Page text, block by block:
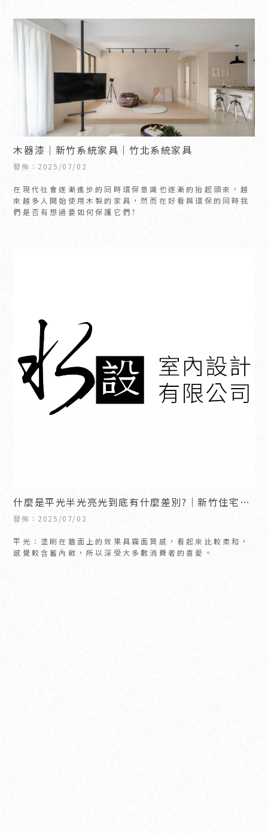
木器漆｜新竹系統家具｜竹北系統家具
發佈：2025/07/02
在現代社會逐漸進步的同時環保意識也逐漸的抬起頭來，越
來越多人開始使用木製的家具，然而在好看與環保的同時我
們是否有想過要如何保護它們?
什麼是平光半光亮光到底有什麼差別?｜新竹住宅設
計推薦｜竹北住宅設計推薦
發佈：2025/07/02
平光：塗刷在牆面上的效果具霧面質感，看起來比較柔和，
感覺較含蓄內斂，所以深受大多數消費者的喜愛。